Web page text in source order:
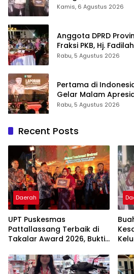
Takalar Award 2026
Kamis, 6 Agustus 2026
Anggota DPRD
Fraksi PKB, Hj.
Beri Apresiasi :
Rabu, 5 Agustus 2026
Pertama di
Gelar Malam
2026: Panggung
Rabu, 5 Agustus 2026
Recent Posts
Daerah
UPT Puskesmas
Pattallassang Terbaik di
Takalar Award 2026, Bukti
Pelayanan Kesehatan
Berkualitas